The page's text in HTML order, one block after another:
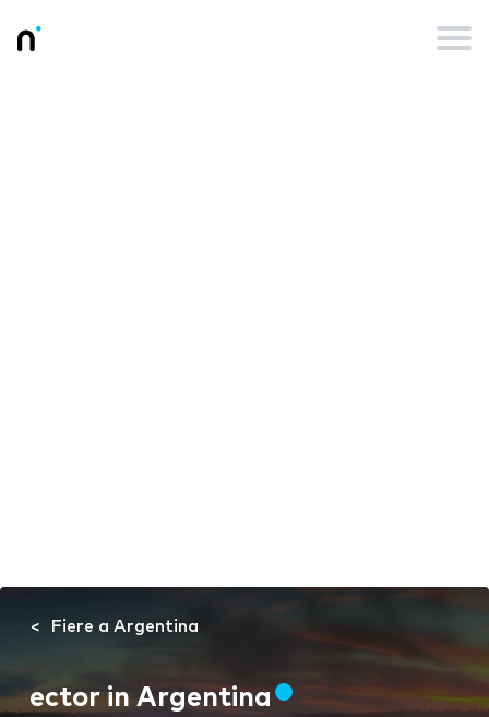
Fiere a Argentina
ector in Argentina